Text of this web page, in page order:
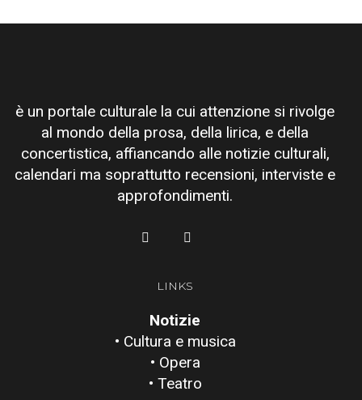
è un portale culturale la cui attenzione si rivolge
al mondo della prosa, della lirica, e della
concertistica, affiancando alle notizie culturali,
calendari ma soprattutto recensioni, interviste e
approfondimenti.
LINKS
Notizie
• Cultura e musica
• Opera
• Teatro